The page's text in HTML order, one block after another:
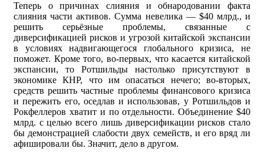
Теперь о причинах слияния и обнародовании факта
слияния части активов. Сумма невелика — $40 млрд., и
решить серьёзные проблемы, связанные с
диверсификацией рисков и угрозой китайской экспансии
в условиях надвигающегося глобального кризиса, не
поможет. Кроме того, во-первых, что касается китайской
экспансии, то Ротшильды настолько присутствуют в
экономике КНР, что им опасаться нечего; во-вторых,
средств решить частные проблемы финансового кризиса
и пережить его, оседлав и использовав, у Ротшильдов и
Рокфеллеров хватит и по отдельности. Объединение $40
млрд. с целью всего лишь диверсификации рисков стало
бы демонстрацией слабости двух семейств, и его вряд ли
афишировали бы. Значит, дело в другом.